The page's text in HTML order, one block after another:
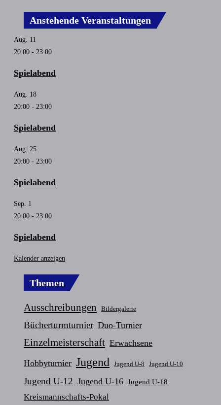
Anstehende Veranstaltungen
Aug. 11
20:00 - 23:00
Spielabend
Aug. 18
20:00 - 23:00
Spielabend
Aug. 25
20:00 - 23:00
Spielabend
Sep. 1
20:00 - 23:00
Spielabend
Kalender anzeigen
Themen
Ausschreibungen Bildergalerie
Bücherturmturnier Duo-Turnier
Einzelmeisterschaft Erwachsene
Hobbyturnier Jugend Jugend U-8 Jugend U-10
Jugend U-12 Jugend U-16 Jugend U-18
Kreismannschafts-Pokal